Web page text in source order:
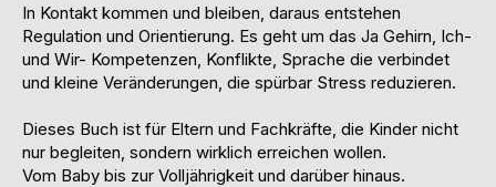
In Kontakt kommen und bleiben, daraus entstehen
Regulation und Orientierung. Es geht um das Ja Gehirn, Ich-
und Wir- Kompetenzen, Konflikte, Sprache die verbindet
und kleine Veränderungen, die spürbar Stress reduzieren.
Dieses Buch ist für Eltern und Fachkräfte, die Kinder nicht
nur begleiten, sondern wirklich erreichen wollen.
Vom Baby bis zur Volljährigkeit und darüber hinaus.